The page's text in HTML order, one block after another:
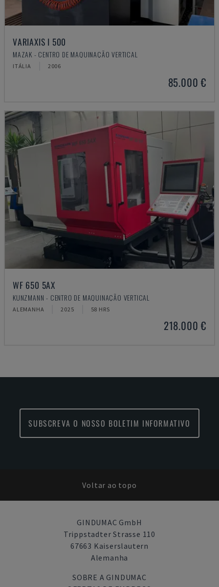
VARIAXIS I 500
MAZAK - CENTRO DE MAQUINAÇÃO VERTICAL
ITÁLIA 2006
85.000 €
WF 650 5AX
KUNZMANN - CENTRO DE MAQUINAÇÃO VERTICAL
ALEMANHA 2025 58 HRS
218.000 €
SUBSCREVA O NOSSO BOLETIM INFORMATIVO
Voltar ao topo
GINDUMAC GmbH
Trippstadter Strasse 110
67663 Kaiserslautern
Alemanha
SOBRE A GINDUMAC